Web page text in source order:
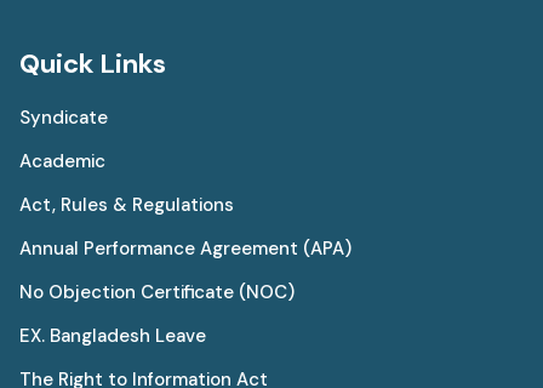
Quick Links
Syndicate
Academic
Act, Rules & Regulations
Annual Performance Agreement (APA)
No Objection Certificate (NOC)
EX. Bangladesh Leave
The Right to Information Act